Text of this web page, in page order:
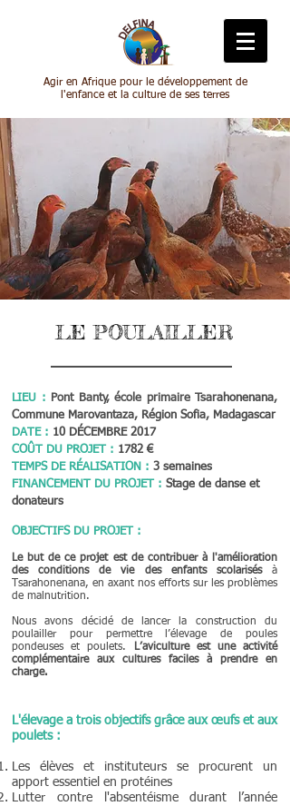
Agir en Afrique pour le développement de
l'enfance et la culture de ses terres
LE POULAILLER
LIEU : Pont Banty, école primaire Tsarahonenana,
Commune Marovantaza, Région Sofia, Madagascar
DATE : 10 DÉCEMBRE 2017
COÛT DU PROJET : 1782 €
TEMPS DE RÉALISATION : 3 semaines
FINANCEMENT DU PROJET : Stage de danse et
donateurs
OBJECTIFS DU PROJET :
Le but de ce projet est de contribuer à l'amélioration
des conditions de vie des enfants scolarisésà
Tsarahonenana, en axant nos efforts sur les problèmes
de malnutrition.
Nous avons décidé de lancer la construction du
poulailler pour permettre l’élevage de poules
pondeuses et poulets.
L’aviculture est une activité
complémentaire aux cultures faciles à prendre en
charge.
L'élevage a trois objectifs grâce aux œufs et aux
poulets :
Les élèves et instituteurs se procurent un
apport essentiel en protéines
Lutter contre l'absentéisme durant l’année